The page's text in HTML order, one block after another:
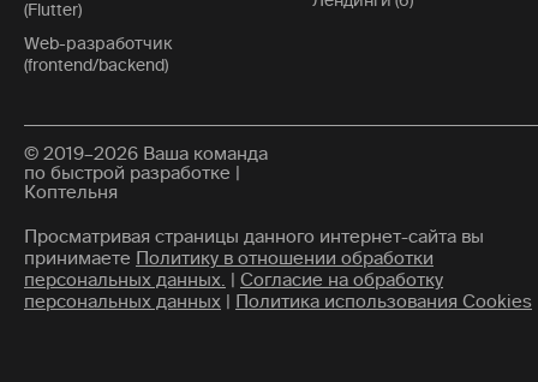
(Flutter)
Web-разработчик
(frontend/backend)
© 2019–2026 Ваша команда
по быстрой разработке |
Коптельня
Просматривая страницы данного интернет-сайта вы
принимаете
Политику в отношении обработки
персональных данных.
Согласие на обработку
персональных данных
Политика использования Cookies